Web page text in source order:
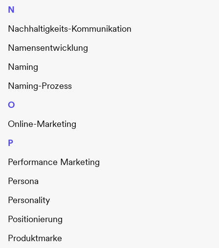
N
Nachhaltigkeits-Kommunikation
Namensentwicklung
Naming
Naming-Prozess
O
Online-Marketing
P
Performance Marketing
Persona
Personality
Positionierung
Produktmarke